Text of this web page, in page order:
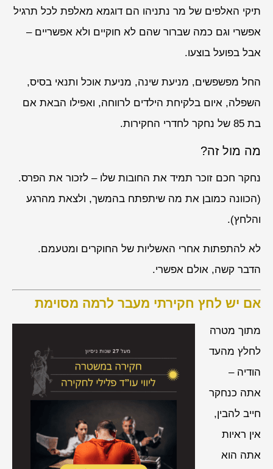
תיקי האלפים של מר נתניהו הם דוגמא מאלפת לכל תרגיל
אפשרי וגם כמה שברור שהם לא חוקיים ולא אפשריים –
אבל בפועל בוצעו.
החל מפשפשים, מניעת שינה, מניעת אוכל ותנאי בסיס,
השפלה, איום בלקיחת הילדים לרווחה, ואפילו הבאת אם
בת 85 של נחקר לחדרי החקירות.
מה מול זה?
נחקר חכם זוכר תמיד את החובות שלו – לזכור את הפרס.
(הכוונה כמובן את מה שיתפתח בהמשך, ולצאת מהרגע
והלחץ).
לא להתפתות אחרי האשליות של החוקרים ומטעמם.
הדבר קשה, אולם אפשרי.
אם יש לחץ חקירתי מעבר לרמה מסוימת
מתוך מטרה
לחלץ מהעד
הודיה –
אתה כנחקר
חייב להבין,
אין ראיות
אתה הוא